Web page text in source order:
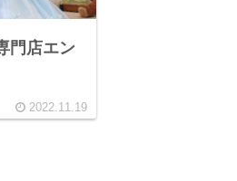
門店エン
2022.11.19